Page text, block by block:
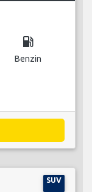
local_gas_station
Benzin
SUV